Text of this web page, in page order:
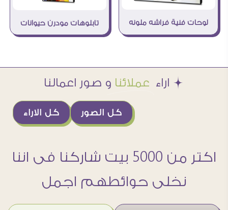
لوحات فنية فراشه ملونه تابلوهات مودرن حيوانات
Æ اراء عملائنا و صور اعمالنا
كل الاراء كل الصور
اكتر من 5000 بيت شاركنا فى اننا
نخلى حوائطهم اجمل